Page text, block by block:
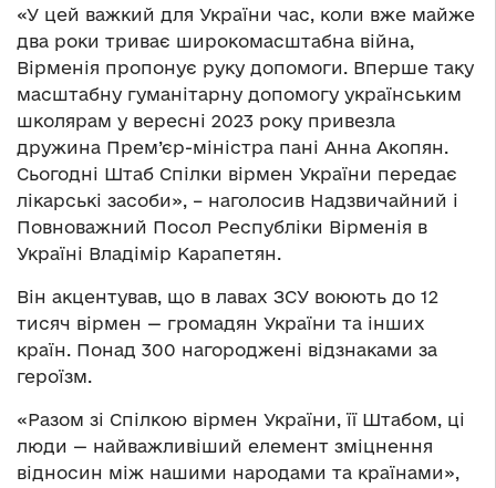
«У цей важкий для України час, коли вже майже
два роки триває широкомасштабна війна,
Вірменія пропонує руку допомоги. Вперше таку
масштабну гуманітарну допомогу українським
школярам у вересні 2023 року привезла
дружина Прем’єр-міністра пані Анна Акопян.
Сьогодні Штаб Спілки вірмен України передає
лікарські засоби», – наголосив Надзвичайний і
Повноважний Посол Республіки Вірменія в
Україні Владімір Карапетян.
Він акцентував, що в лавах ЗСУ воюють до 12
тисяч вірмен — громадян України та інших
країн. Понад 300 нагороджені відзнаками за
героїзм.
«Разом зі Спілкою вірмен України, її Штабом, ці
люди — найважливіший елемент зміцнення
відносин між нашими народами та країнами»,